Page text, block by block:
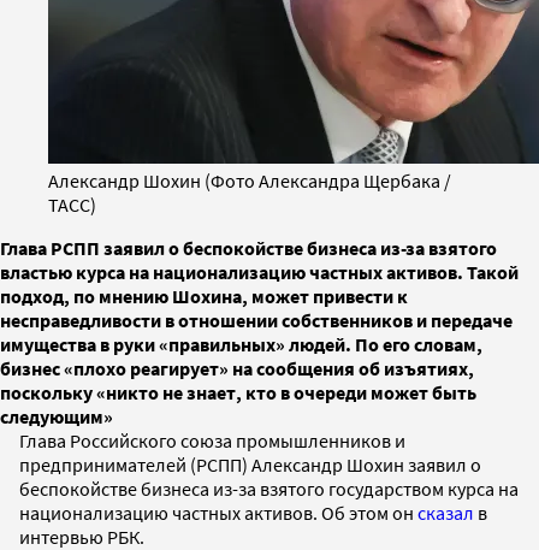
Александр Шохин (Фото Александра Щербака /
ТАСС)
Глава РСПП заявил о беспокойстве бизнеса из-за взятого
властью курса на национализацию частных активов. Такой
подход, по мнению Шохина, может привести к
несправедливости в отношении собственников и передаче
имущества в руки «правильных» людей. По его словам,
бизнес «плохо реагирует» на сообщения об изъятиях,
поскольку «никто не знает, кто в очереди может быть
следующим»
Глава Российского союза промышленников и
предпринимателей (РСПП) Александр Шохин заявил о
беспокойстве бизнеса из-за взятого государством курса на
национализацию частных активов. Об этом он сказал в
интервью РБК.